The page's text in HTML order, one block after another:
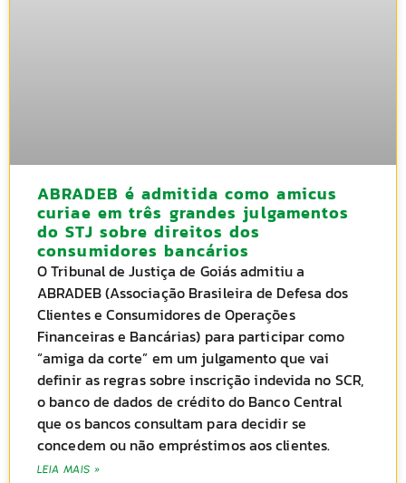
ABRADEB é admitida como amicus
curiae em três grandes julgamentos
do STJ sobre direitos dos
consumidores bancários
O Tribunal de Justiça de Goiás admitiu a
ABRADEB (Associação Brasileira de Defesa dos
Clientes e Consumidores de Operações
Financeiras e Bancárias) para participar como
“amiga da corte” em um julgamento que vai
definir as regras sobre inscrição indevida no SCR,
o banco de dados de crédito do Banco Central
que os bancos consultam para decidir se
concedem ou não empréstimos aos clientes.
LEIA MAIS »